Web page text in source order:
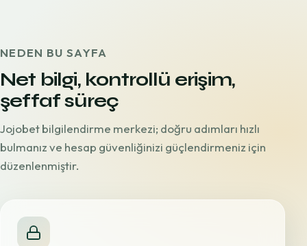
NEDEN BU SAYFA
Net bilgi, kontrollü erişim,
şeffaf süreç
Jojobet bilgilendirme merkezi; doğru adımları hızlı
bulmanız ve hesap güvenliğinizi güçlendirmeniz için
düzenlenmiştir.